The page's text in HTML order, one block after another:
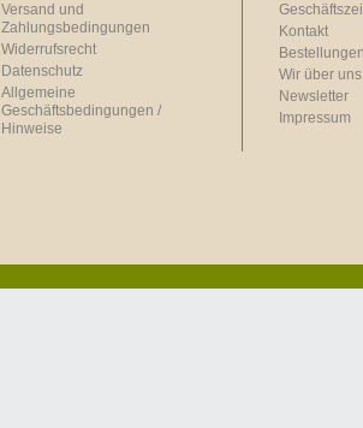
Versand und
Zahlungsbedingungen
Widerrufsrecht
Datenschutz
Allgemeine
Geschäftsbedingungen /
Hinweise
Kontakt
Wir über uns
Newsletter
Impressum